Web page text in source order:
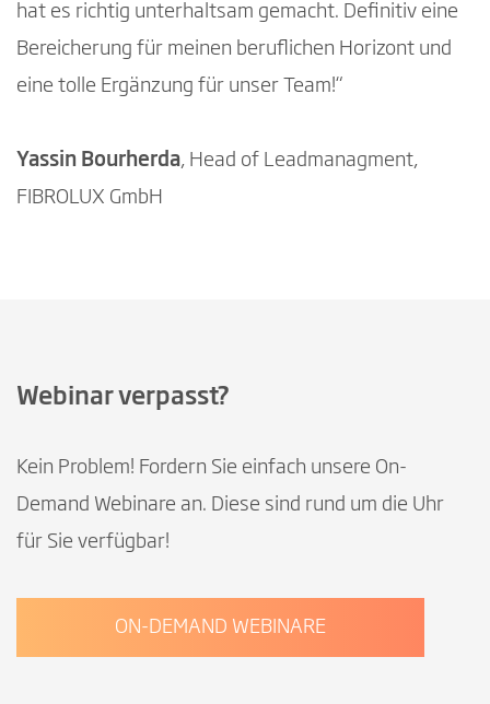
hat es richtig unterhaltsam gemacht. Definitiv eine
Bereicherung für meinen beruflichen Horizont und
eine tolle Ergänzung für unser Team!“
Yassin Bourherda, Head of Leadmanagment,
FIBROLUX GmbH
Webinar verpasst?
Kein Problem! Fordern Sie einfach unsere On-
Demand Webinare an. Diese sind rund um die Uhr
für Sie verfügbar!
ON-DEMAND WEBINARE